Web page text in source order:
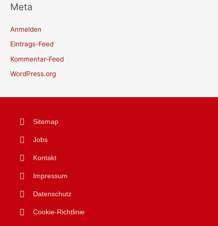
Meta
Anmelden
Eintrags-Feed
Kommentar-Feed
WordPress.org
Sitemap
Jobs
Kontakt
Impressum
Datenschutz
Cookie-Richtlinie